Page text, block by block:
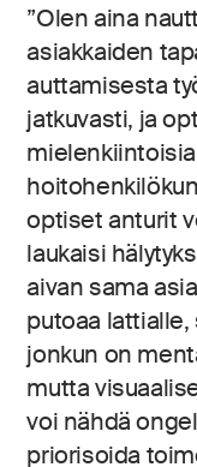
”Olen aina
asiakkaiden
auttamisesta
jatkuvasti, ja
optiset anturit
laukaisi
aivan sama
putoaa lattialle,
jonkun on
mutta
voi nähdä
priorisoida